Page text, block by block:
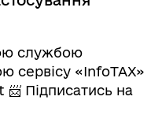
службою
сервісу «InfoTAX»
Підписатись на